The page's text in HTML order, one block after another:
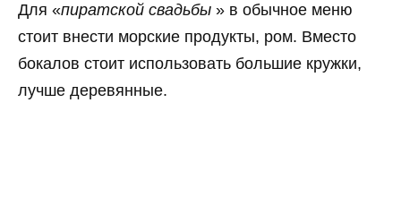
Для «пиратской свадьбы » в обычное меню
стоит внести морские продукты, ром. Вместо
бокалов стоит использовать большие кружки,
лучше деревянные.